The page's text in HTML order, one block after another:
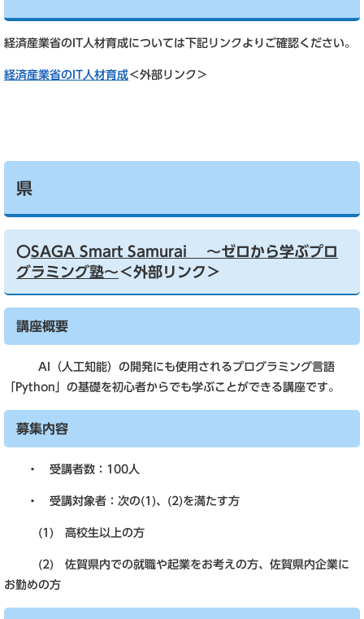
経済産業省のIT人材育成については下記リンクよりご確認ください。
経済産業省のIT人材育成＜外部リンク＞
県
〇SAGA Smart Samurai ～ゼロから学ぶプロ
グラミング塾～＜外部リンク＞
講座概要
AI（人工知能）の開発にも使用されるプログラミング言語
「Python」の基礎を初心者からでも学ぶことができる講座です。
募集内容
・ 受講者数：100人
・ 受講対象者：次の(1)、(2)を満たす方
(1) 高校生以上の方
(2) 佐賀県内での就職や起業をお考えの方、佐賀県内企業に
お勤めの方